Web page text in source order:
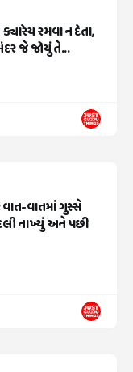
રમવા ન દેતા,
જે જોયું તે...
વાતમાં ગુસ્સે
નાખ્યું અને પછી